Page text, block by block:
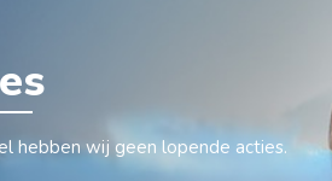
hebben wij geen lopende acties.